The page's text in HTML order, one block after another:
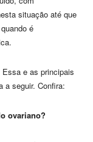
situação até que
é
e as principais
a seguir. Confira:
ovariano?